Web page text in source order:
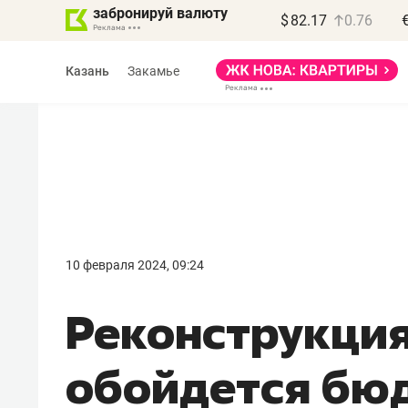
забронируй валюту $ 82.17 0.76
Казань Закамье
10 февраля 2024, 09:24
обойдется
правил, бизнес может
потерять минимум